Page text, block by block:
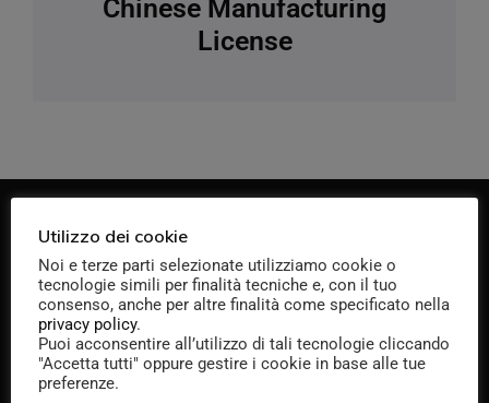
Chinese Manufacturing
License
Specialisti nella progettazione e produzione di
scambiatori di calore e apparecchi in pressione
Utilizzo dei cookie
Noi e terze parti selezionate utilizziamo cookie o
tecnologie simili per finalità tecniche e, con il tuo
consenso, anche per altre finalità come specificato nella
privacy policy.
Puoi acconsentire all’utilizzo di tali tecnologie cliccando
"Accetta tutti" oppure gestire i cookie in base alle tue
preferenze.